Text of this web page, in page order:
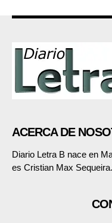
ACERCA DE
Diario Letra B nace en
es Cristian Max Sequeira.